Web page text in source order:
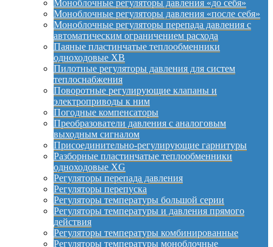
Моноблочные регуляторы давления «до себя»
Моноблочные регуляторы давления «после себя»
Моноблочные регуляторы перепада давления с
автоматическим ограничением расхода
Паяные пластинчатые теплообменники
одноходовые XB
Пилотные регуляторы давления для систем
теплоснабжения
Поворотные регулирующие клапаны и
электроприводы к ним
Погодные компенсаторы
Преобразователи давления с аналоговым
выходным сигналом
Присоединительно-регулирующие гарнитуры
Разборные пластинчатые теплообменники
одноходовые XG
Регуляторы перепада давления
Регуляторы перепуска
Регуляторы температуры большой серии
Регуляторы температуры и давления прямого
действия
Регуляторы температуры комбинированные
Регуляторы температуры моноблочные